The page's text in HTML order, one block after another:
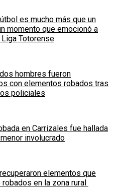
es mucho más que un
momento que emocionó a
Totorense
hombres fueron
con elementos robados tras
policiales
en Carrizales fue hallada
involucrado
elementos que
en la zona rural